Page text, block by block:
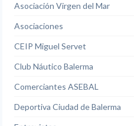
Asociación Virgen del Mar
Asociaciones
CEIP Miguel Servet
Club Náutico Balerma
Comerciantes ASEBAL
Deportiva Ciudad de Balerma